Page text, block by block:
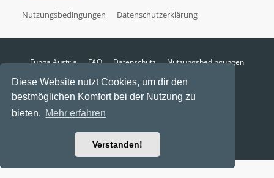
Diese Website nutzt Cookies, um dir den
bestmöglichen Komfort bei der Nutzung zu
bieten. Mehr erfahren
Verstanden!
Nutzungsbedingungen Datenschutzerklärung
Funga Austria FAQ Datenschutz
Nutzungsbedingungen
Alle Zeiten sindUTC+02:00
Aktuelle Zeit: 9. August 2026, 01:16
Powered byphpBB
Ravaio Theme byGramziu